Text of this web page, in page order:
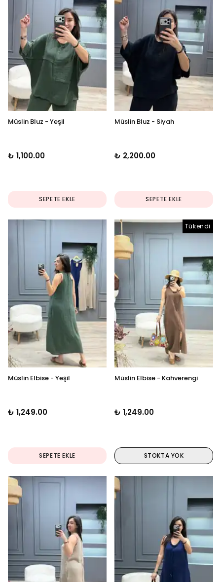
Müslin Bluz - Yeşil
₺ 1,100.00
SEPETE EKLE
Müslin Bluz - Siyah
₺ 2,200.00
SEPETE EKLE
Müslin Elbise - Yeşil
₺ 1,249.00
SEPETE EKLE
Tükendi
Müslin Elbise - Kahverengi
₺ 1,249.00
STOKTA YOK